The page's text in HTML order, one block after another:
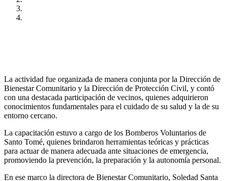
La actividad fue organizada de manera conjunta por la Dirección de
Bienestar Comunitario y la Dirección de Protección Civil, y contó
con una destacada participación de vecinos, quienes adquirieron
conocimientos fundamentales para el cuidado de su salud y la de su
entorno cercano.
La capacitación estuvo a cargo de los Bomberos Voluntarios de
Santo Tomé, quienes brindaron herramientas teóricas y prácticas
para actuar de manera adecuada ante situaciones de emergencia,
promoviendo la prevención, la preparación y la autonomía personal.
En ese marco la directora de Bienestar Comunitario, Soledad Santa